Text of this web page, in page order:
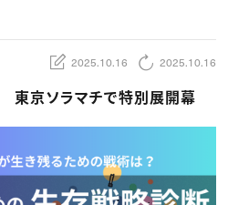
プ
のお知らせ
2025.10.16 2025.10.16
東京ソラマチで特別展開幕